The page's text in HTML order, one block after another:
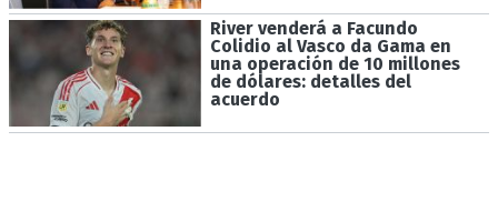
River venderá a Facundo
Colidio al Vasco da Gama en
una operación de 10 millones
de dólares: detalles del
acuerdo